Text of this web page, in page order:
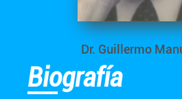
Dr. Guillermo
Biografía